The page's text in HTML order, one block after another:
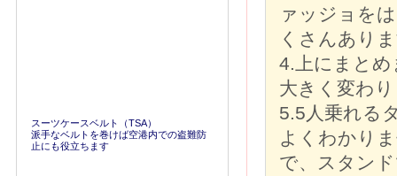
ァッジョを
くさんあり
4.上にまと
大きく変わ
5.5人乗れる
よくわかり
で、スタン
スーツケースベルト（TSA）
派手なベルトを巻けば空港内での盗難防
止にも役立ちます